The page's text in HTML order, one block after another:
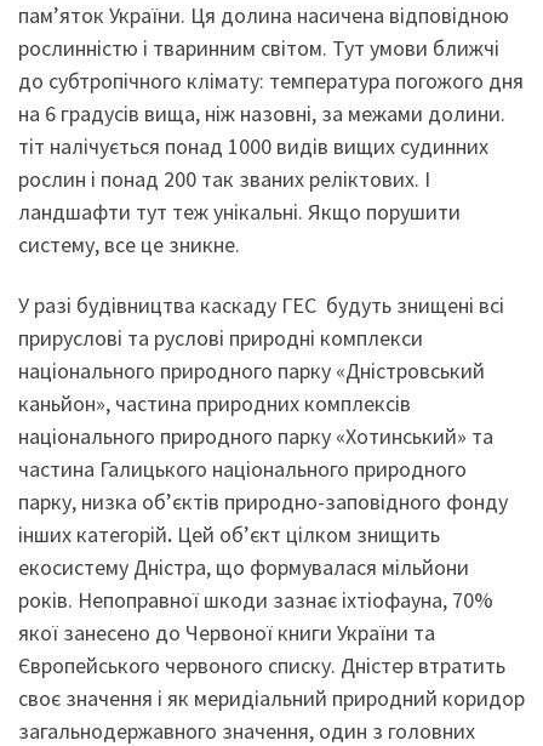
пам’яток України. Ця долина насичена відповідною
рослинністю і тваринним світом. Тут умови ближчі
до субтропічного клімату: температура погожого дня
на 6 градусів вища, ніж назовні, за межами долини.
тіт налічується понад 1000 видів вищих судинних
рослин і понад 200 так званих реліктових. І
ландшафти тут теж унікальні. Якщо порушити
систему, все це зникне.
У разі будівництва каскаду ГЕС будуть знищені всі
прируслові та руслові природні комплекси
національного природного парку «Дністровський
каньйон», частина природних комплексів
національного природного парку «Хотинський» та
частина Галицького національного природного
парку, низка об’єктів природно-заповідного фонду
інших категорій. Цей об’єкт цілком знищить
екосистему Дністра, що формувалася мільйони
років. Непоправної шкоди зазнає іхтіофауна, 70%
якої занесено до Червоної книги України та
Європейського червоного списку. Дністер втратить
своє значення і як меридіальний природний коридор
загальнодержавного значення, один з головних